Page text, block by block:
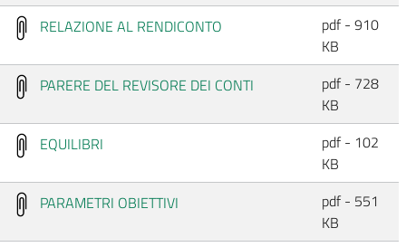
RELAZIONE AL RENDICONTO
pdf - 910
KB
PARERE DEL REVISORE DEI CONTI
pdf - 728
KB
EQUILIBRI
pdf - 102
KB
PARAMETRI OBIETTIVI
pdf - 551
KB